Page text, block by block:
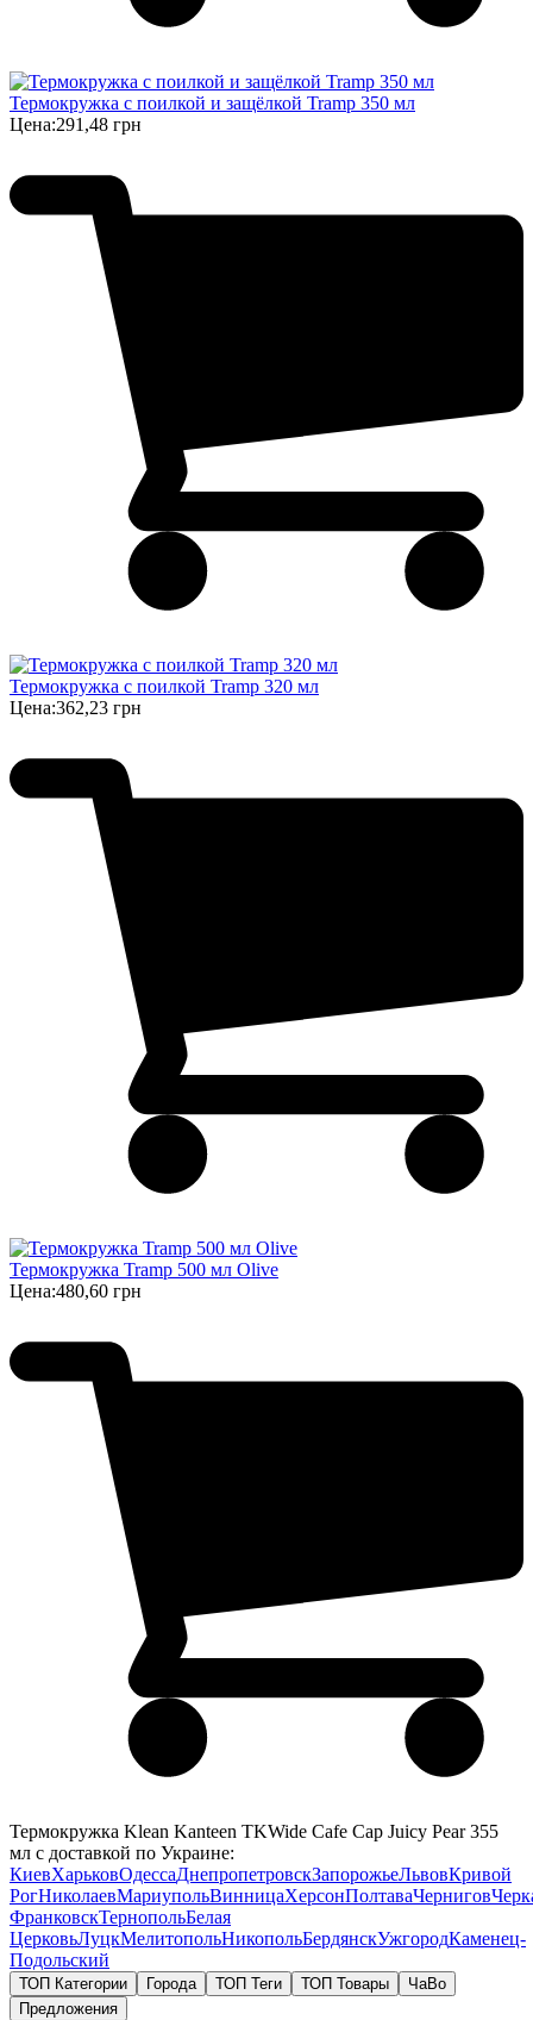
Термокружка с поилкой и защёлкой Tramp 350 мл
Цена:291,48 грн
Термокружка с поилкой Tramp 320 мл
Цена:362,23 грн
Термокружка Tramp 500 мл Olive
Цена:480,60 грн
Термокружка Klean Kanteen TKWide Cafe Cap Juicy Pear 355
мл с доставкой по Украине:
КиевХарьковОдессаДнепропетровскЗапорожьеЛьвовКривой
РогНиколаевМариупольВинницаХерсонПолтаваЧернигов
ФранковскТернопольБелая
ЦерковьЛуцкМелитопольНикопольБердянскУжгородКаменец-
Подольский
ТОП Категории Города ТОП Теги ТОП Товары
ЧаВо
Предложения